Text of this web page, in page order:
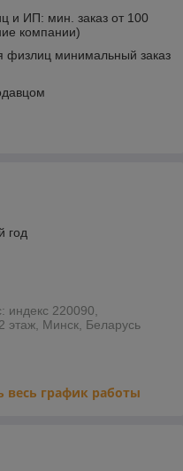
и ИП: мин. заказ от 100
компании)
физлиц минимальный заказ
год
220090,
Минск, Беларусь
весь график работы